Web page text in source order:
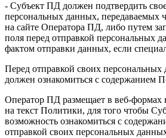
- Субъект ПД должен подтвердить
персональных данных, передаваемых
на сайте Оператора ПД, либо путем
поля перед отправкой персональных
фактом отправки данных, если
Перед отправкой своих
должен ознакомиться с содержанием
Оператор ПД размещает в веб-формах
на текст Политики, для того чтобы
возможность ознакомиться с
отправкой своих персональных